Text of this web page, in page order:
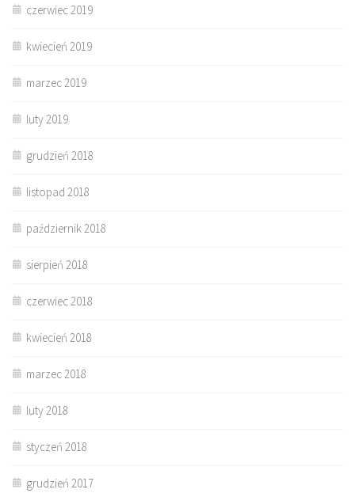
czerwiec 2019
kwiecień 2019
marzec 2019
luty 2019
grudzień 2018
listopad 2018
październik 2018
sierpień 2018
czerwiec 2018
kwiecień 2018
marzec 2018
luty 2018
styczeń 2018
grudzień 2017